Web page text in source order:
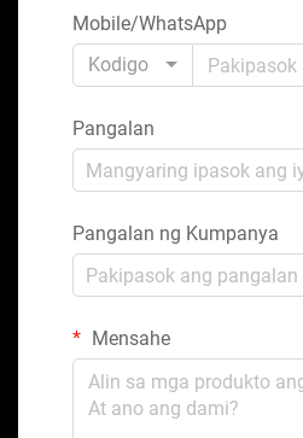
Mobile/WhatsApp
Kodigo
Pangalan
Pangalan ng Kumpanya
Mensahe